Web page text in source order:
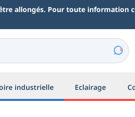
allongés. Pour toute information
industrielle Eclairage